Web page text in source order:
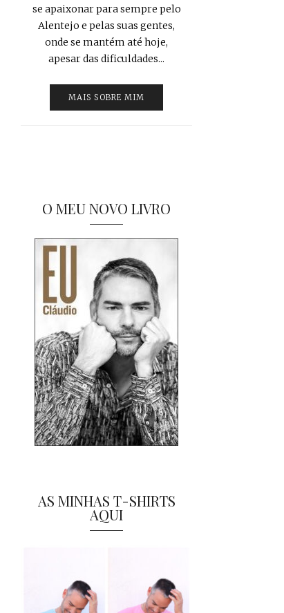
se apaixonar para sempre pelo
Alentejo e pelas suas gentes,
onde se mantém até hoje,
apesar das dificuldades...
MAIS SOBRE MIM
O MEU NOVO LIVRO
AS MINHAS T-SHIRTS
AQUI